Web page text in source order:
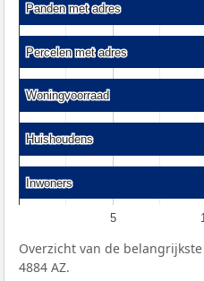
5
Panden met adres
Panden met adres
Percelen met adres
Percelen met adres
Woningvoorraad
Woningvoorraad
Huishoudens
Huishoudens
Inwoners
Inwoners
Overzicht van de
4884 AZ.